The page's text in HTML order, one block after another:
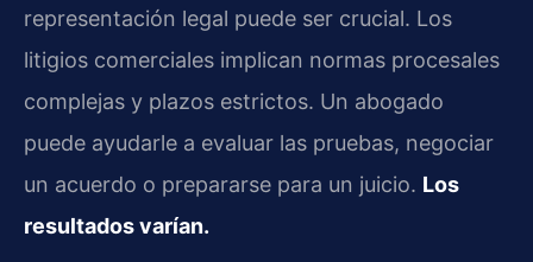
representación legal puede ser crucial. Los
litigios comerciales implican normas procesales
complejas y plazos estrictos. Un abogado
puede ayudarle a evaluar las pruebas, negociar
un acuerdo o prepararse para un juicio. Los
resultados varían.